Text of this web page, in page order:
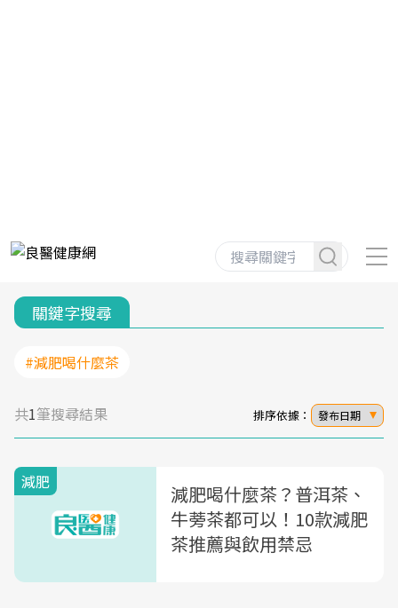
關鍵字搜尋
#減肥喝什麼茶
共1筆搜尋結果 排序依據： 發布日期
減肥
減肥喝什麼茶？普洱茶、
牛蒡茶都可以！10款減肥
茶推薦與飲用禁忌